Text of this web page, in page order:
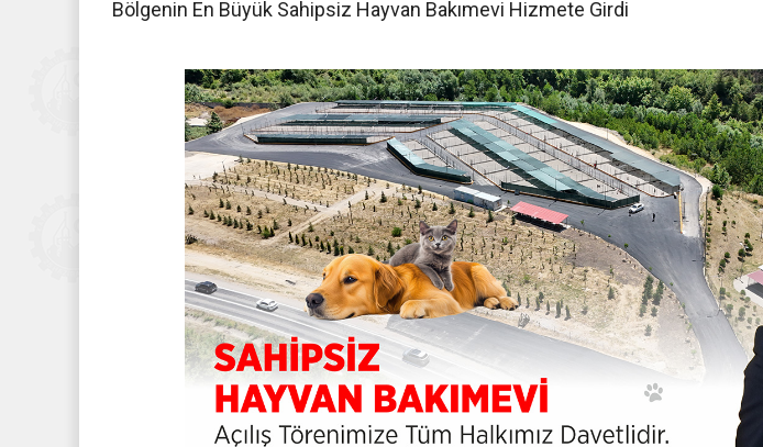
Bölgenin En Büyük Sahipsiz Hayvan Bakımevi Hizmete Girdi